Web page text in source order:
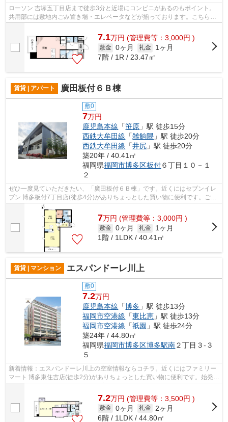
ローソン 吉塚五丁目店まで徒歩3分と近場にコンビニがあるのもポイント。
共用部には敷地内ごみ置き場・エレベータなどが揃っております。こちらの
物件はマンションです。こちらは初期...
7.1万円 (管理費等：3,000円 )
敷金 0ヶ月 礼金
1ヶ月
7階 / 1R / 23.47㎡
賃貸 | アパート 廣田板付６Ｂ棟
敷0
7万円
鹿児島本線 「笹原 」駅 徒歩15分
西鉄大牟田線 「雑餉隈 」駅 徒歩20分
西鉄大牟田線 「井尻 」駅 徒歩20分
築20年 / 40.41㎡
福岡県福岡市博多区板付６丁目１０－１
２
ぜひ一度見ていただきたい、「廣田板付６Ｂ棟」です。近くにはセブンイレ
ブン 博多板付7丁目店(徒歩4分)がありちょっとした買い物に便利です。ごみ
捨ての煩わしさを軽減するのが、敷地...
7万円 (管理費等：3,000円 )
敷金 0ヶ月 礼金
1ヶ月
1階 / 1LDK / 40.41㎡
賃貸 | マンション エスパンドーレ川上
敷0
7.2万円
鹿児島本線 「博多 」駅 徒歩13分
福岡市空港線 「東比恵 」駅 徒歩13分
福岡市空港線 「祇園 」駅 徒歩24分
築24年 / 44.80㎡
福岡県福岡市博多区博多駅南２丁目３-３
５
新着情報：エスパンドーレ川上の空室情報ならコチラ。近くにはファミリー
マート 博多東住吉店(徒歩2分)がありちょっとした買い物に便利です。始発駅
7.2万円 (管理費等：3,500円 )
敷金 0ヶ月 礼金
2ヶ月
6階 / 1LDK / 44.80㎡